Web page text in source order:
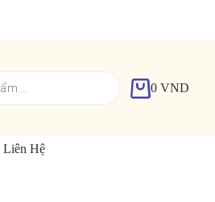
Giỏ0 VND
Liên Hệ